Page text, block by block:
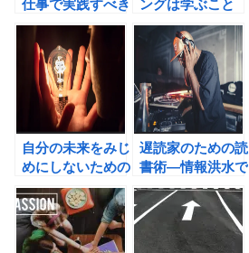
仕事で実践すべき
７つの習慣。
ングは学ぶこと
で、実現できる！
自分の未来をみじ
めにしないための
職業選び
遅読家のための読
書術―情報洪水で
も疲れない「フロ
ー・リーディン
グ」の習慣（印南
敦史著）の書評